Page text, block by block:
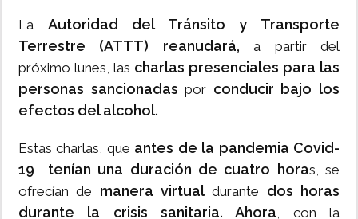
La Autoridad del Tránsito y Transporte
Terrestre (ATTT) reanudará, a partir del
próximo lunes, las charlas presenciales para las
personas sancionadaspor conducir bajo los
efectos del alcohol.
Estas charlas, que antes de la pandemia Covid-
19 tenían una duración de cuatro horas, se
ofrecían de manera virtualdurante dos horas
durante la crisis sanitaria. Ahora, con la